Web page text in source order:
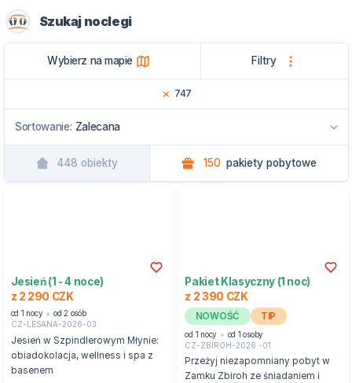
Szukaj noclegi
Wybierz na mapie Filtry
747
448 obiekty 150 pakiety pobytowe
Sortowanie: Zalecana
Zalecana
Jesień (1 - 4 noce)
z 2 290 CZK
od 1 nocy
od 2 osób
CZ-LESANA-2026-03
Jesień w Szpindlerowym Młynie:
obiadokolacja, wellness i spa z
basenem
Pakiet Klasyczny (1 noc)
z 2 390 CZK
NOWOŚĆ TIP
od 1 nocy
od 1 osoby
CZ-ZBIROH-2026 -01
Przeżyj niezapomniany pobyt w
Zamku Zbiroh ze śniadaniem i